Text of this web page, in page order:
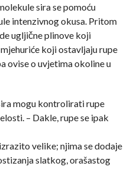
sira se pomoću
intenzivnog okusa. Pritom
ugljične plinove koji
koji ostavljaju rupe
ovise o uvjetima okoline u
mogu kontrolirati rupe
– Dakle, rupe se ipak
velike; njima se dodaje
slatkog, orašastog